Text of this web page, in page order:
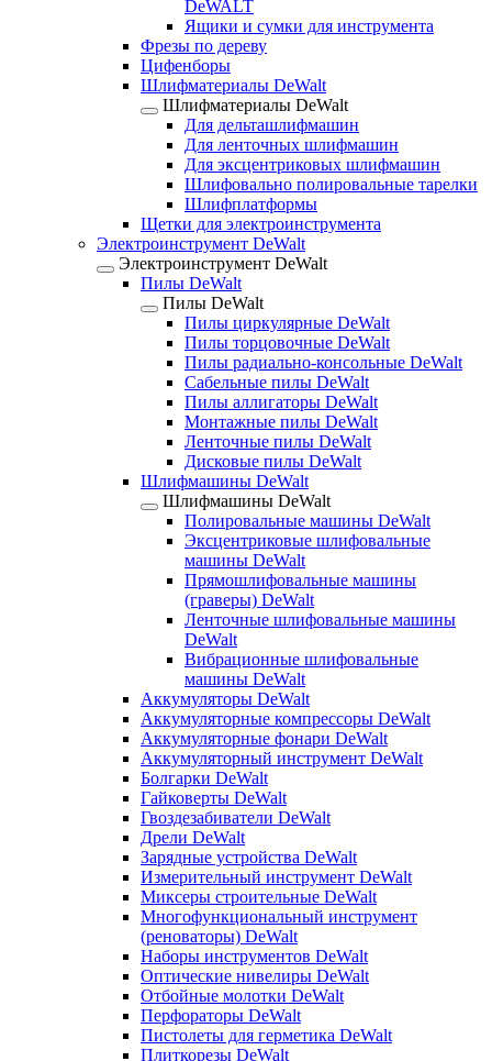
DeWALT
Ящики и сумки для инструмента
Фрезы по дереву
Цифенборы
Шлифматериалы DeWalt
Шлифматериалы DeWalt
Для дельташлифмашин
Для ленточных шлифмашин
Для эксцентриковых шлифмашин
Шлифовально полировальные тарелки
Шлифплатформы
Щетки для электроинструмента
Электроинструмент DeWalt
Электроинструмент DeWalt
Пилы DeWalt
Пилы DeWalt
Пилы циркулярные DeWalt
Пилы торцовочные DeWalt
Пилы радиально-консольные DeWalt
Сабельные пилы DeWalt
Пилы аллигаторы DeWalt
Монтажные пилы DeWalt
Ленточные пилы DeWalt
Дисковые пилы DeWalt
Шлифмашины DeWalt
Шлифмашины DeWalt
Полировальные машины DeWalt
Эксцентриковые шлифовальные
машины DeWalt
Прямошлифовальные машины
(граверы) DeWalt
Ленточные шлифовальные машины
DeWalt
Вибрационные шлифовальные
машины DeWalt
Аккумуляторы DeWalt
Аккумуляторные компрессоры DeWalt
Аккумуляторные фонари DeWalt
Аккумуляторный инструмент DeWalt
Болгарки DeWalt
Гайковерты DeWalt
Гвоздезабиватели DeWalt
Дрели DeWalt
Зарядные устройства DeWalt
Измерительный инструмент DeWalt
Миксеры строительные DeWalt
Многофункциональный инструмент
(реноваторы) DeWalt
Наборы инструментов DeWalt
Оптические нивелиры DeWalt
Отбойные молотки DeWalt
Перфораторы DeWalt
Пистолеты для герметика DeWalt
Плиткорезы DeWalt